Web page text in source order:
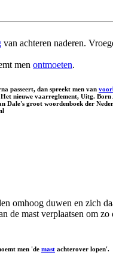
van achteren naderen.
men ontmoeten.
passeert, dan spreekt men van
nieuwe vaarreglement, Uitg. Born
Dale's groot woordenboek der
omhoog duwen en zich
de mast verplaatsen om zo
men 'de mast achterover lopen'.